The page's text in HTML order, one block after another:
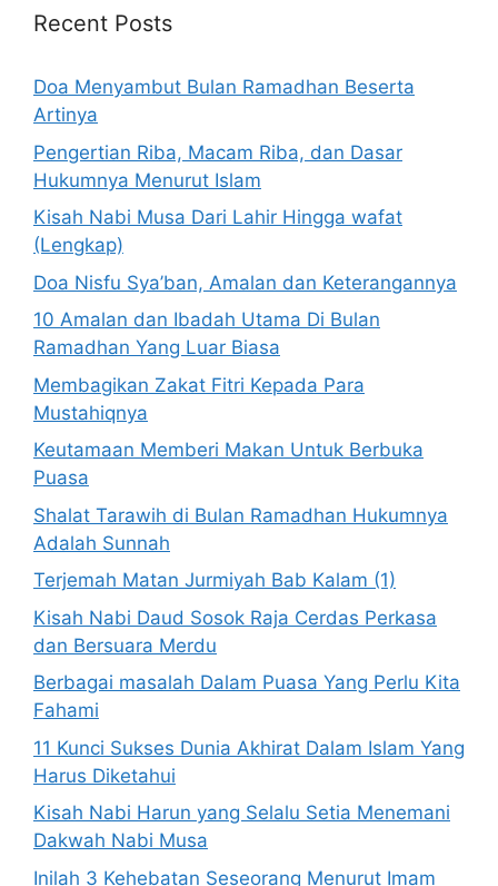
Recent Posts
Doa Menyambut Bulan Ramadhan Beserta
Artinya
Pengertian Riba, Macam Riba, dan Dasar
Hukumnya Menurut Islam
Kisah Nabi Musa Dari Lahir Hingga wafat
(Lengkap)
Doa Nisfu Sya’ban, Amalan dan Keterangannya
10 Amalan dan Ibadah Utama Di Bulan
Ramadhan Yang Luar Biasa
Membagikan Zakat Fitri Kepada Para
Mustahiqnya
Keutamaan Memberi Makan Untuk Berbuka
Puasa
Shalat Tarawih di Bulan Ramadhan Hukumnya
Adalah Sunnah
Terjemah Matan Jurmiyah Bab Kalam (1)
Kisah Nabi Daud Sosok Raja Cerdas Perkasa
dan Bersuara Merdu
Berbagai masalah Dalam Puasa Yang Perlu Kita
Fahami
11 Kunci Sukses Dunia Akhirat Dalam Islam Yang
Harus Diketahui
Kisah Nabi Harun yang Selalu Setia Menemani
Dakwah Nabi Musa
Inilah 3 Kehebatan Seseorang Menurut Imam